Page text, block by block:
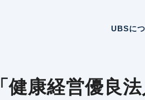
UBSに
「健康経営優良